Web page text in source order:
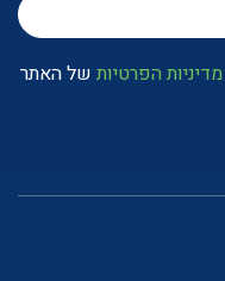
מדיניות הפרטיות של האתר